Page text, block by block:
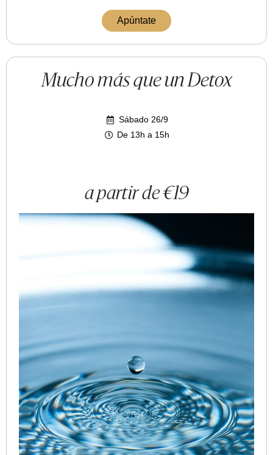
Apúntate
Mucho más que un Detox
Sábado 26/9
De 13h a 15h
a partir de €19